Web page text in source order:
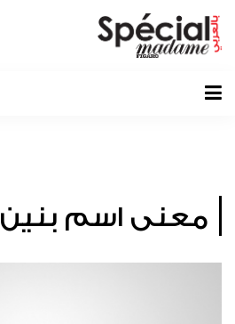
معنى اسم بنين